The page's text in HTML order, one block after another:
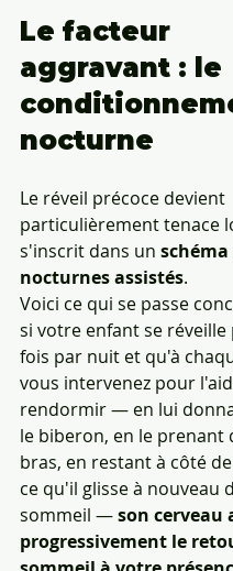
Le facteur
aggravant : le
nocturne
Le réveil précoce devient
particulièrement tenace
s'inscrit dans un
nocturnes assistés.
Voici ce qui se passe
si votre enfant se réveille
fois par nuit et qu'à
vous intervenez pour
rendormir — en lui
le biberon, en le prenant
bras, en restant à côté
ce qu'il glisse à nouveau
sommeil — son cerveau
progressivement le